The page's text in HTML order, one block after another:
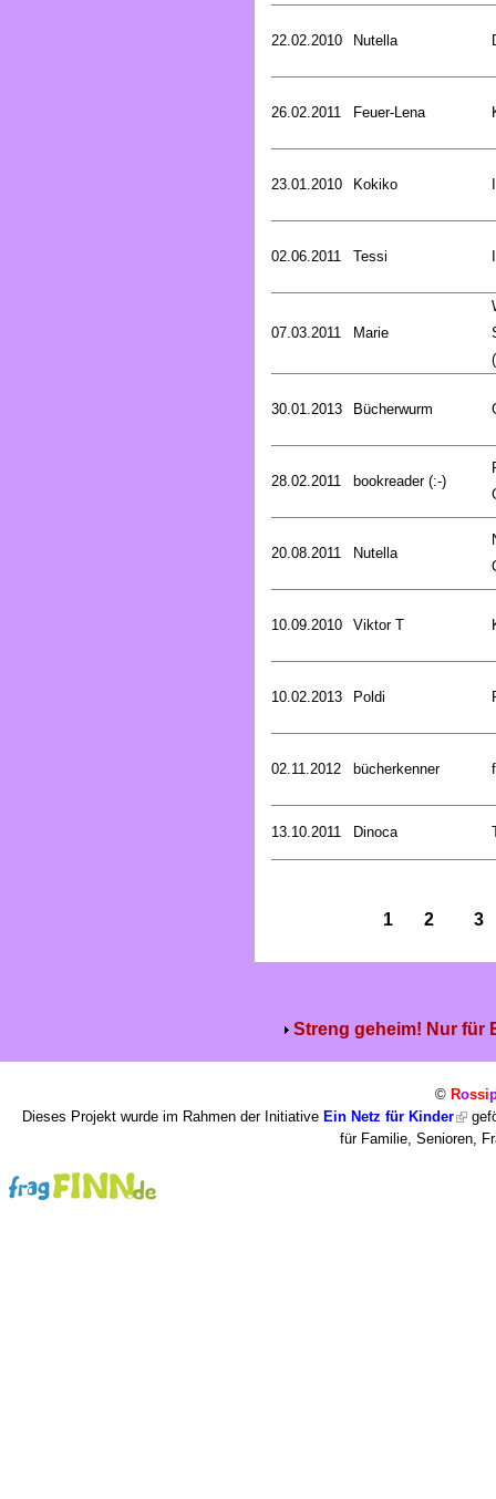
22.02.2010 Nutella
26.02.2011 Feuer-Lena
23.01.2010 Kokiko
02.06.2011 Tessi
07.03.2011 Marie
30.01.2013 Bücherwurm
28.02.2011 bookreader (:-)
20.08.2011 Nutella
10.09.2010 Viktor T
10.02.2013 Poldi
02.11.2012 bücherkenner
13.10.2011 Dinoca
1 2 3
Streng geheim! Nur für
© Rossi
Dieses Projekt wurde im Rahmen der Initiative Ein Netz für Kinder
für Familie, Senioren,